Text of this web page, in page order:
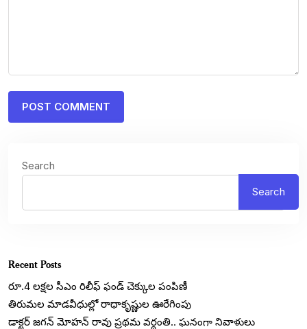
Search
Search
Recent Posts
రూ.4 లక్షల సీఎం రిలీఫ్ ఫండ్ చెక్కుల పంపిణీ
తిరుమల మాడవీధుల్లో రాధాకృష్ణుల ఊరేగింపు
డాక్టర్ జగన్ మోహన్ రావు ప్రథమ వర్ధంతి.. ఘనంగా నివాళులు